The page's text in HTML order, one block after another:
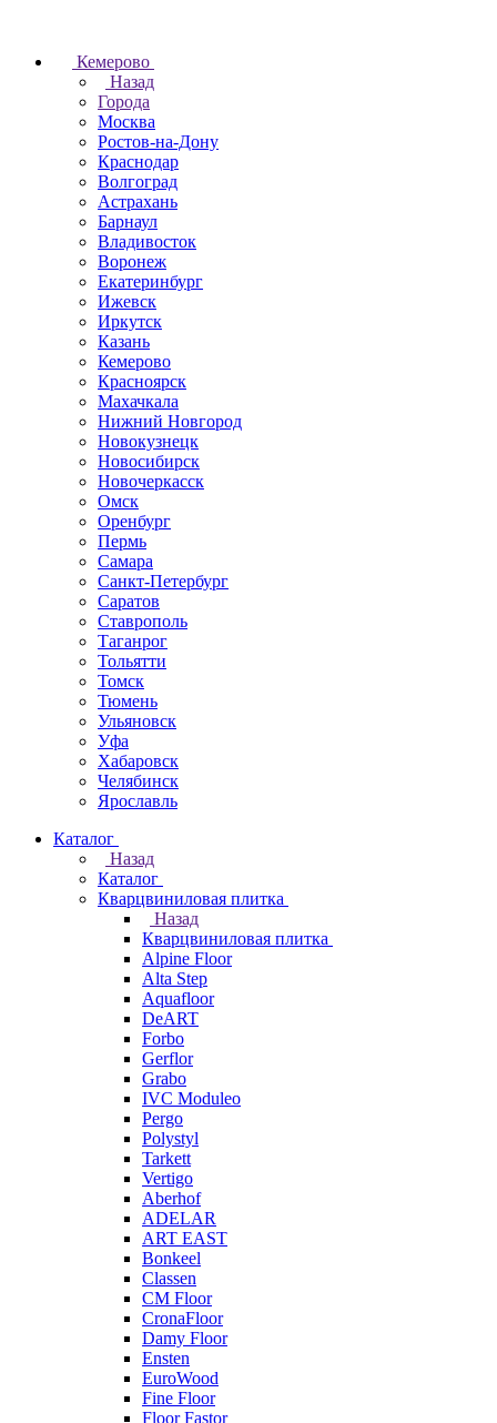
Кемерово
Назад
Города
Москва
Ростов-на-Дону
Краснодар
Волгоград
Астрахань
Барнаул
Владивосток
Воронеж
Екатеринбург
Ижевск
Иркутск
Казань
Кемерово
Красноярск
Махачкала
Нижний Новгород
Новокузнецк
Новосибирск
Новочеркаcск
Омск
Оренбург
Пермь
Самара
Санкт-Петербург
Саратов
Ставрополь
Таганрог
Тольятти
Томск
Тюмень
Ульяновск
Уфа
Хабаровск
Челябинск
Ярославль
Каталог
Назад
Каталог
Кварцвиниловая плитка
Назад
Кварцвиниловая плитка
Alpine Floor
Alta Step
Aquafloor
DeART
Forbo
Gerflor
Grabo
IVC Moduleo
Pergo
Polystyl
Tarkett
Vertigo
Aberhof
ADELAR
ART EAST
Bonkeel
Classen
CM Floor
CronaFloor
Damy Floor
Ensten
EuroWood
Fine Floor
Floor Fastor